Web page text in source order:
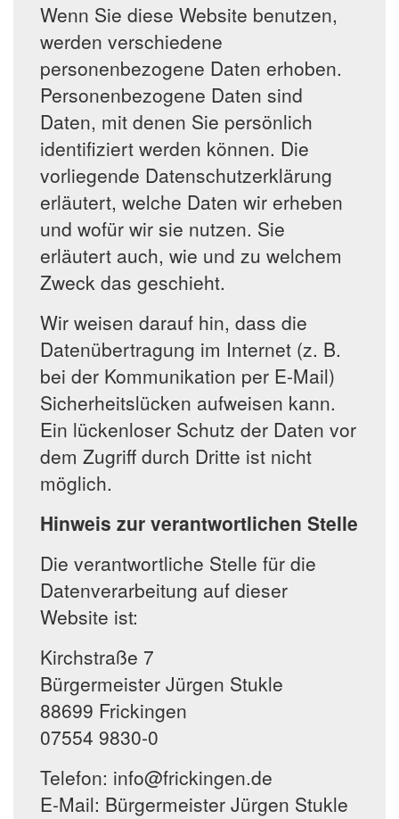
Wenn Sie diese Website benutzen,
werden verschiedene
personenbezogene Daten erhoben.
Personenbezogene Daten sind
Daten, mit denen Sie persönlich
identifiziert werden können. Die
vorliegende Datenschutzerklärung
erläutert, welche Daten wir erheben
und wofür wir sie nutzen. Sie
erläutert auch, wie und zu welchem
Zweck das geschieht.
Wir weisen darauf hin, dass die
Datenübertragung im Internet (z. B.
bei der Kommunikation per E-Mail)
Sicherheitslücken aufweisen kann.
Ein lückenloser Schutz der Daten vor
dem Zugriff durch Dritte ist nicht
möglich.
Hinweis zur verantwortlichen Stelle
Die verantwortliche Stelle für die
Datenverarbeitung auf dieser
Website ist:
Kirchstraße 7
Bürgermeister Jürgen Stukle
88699 Frickingen
07554 9830-0
Telefon: info@frickingen.de
E-Mail: Bürgermeister Jürgen Stukle